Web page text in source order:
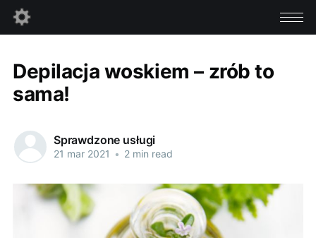
Depilacja woskiem – zrób to
sama!
Sprawdzone usługi
21 mar 2021 • 2 min read